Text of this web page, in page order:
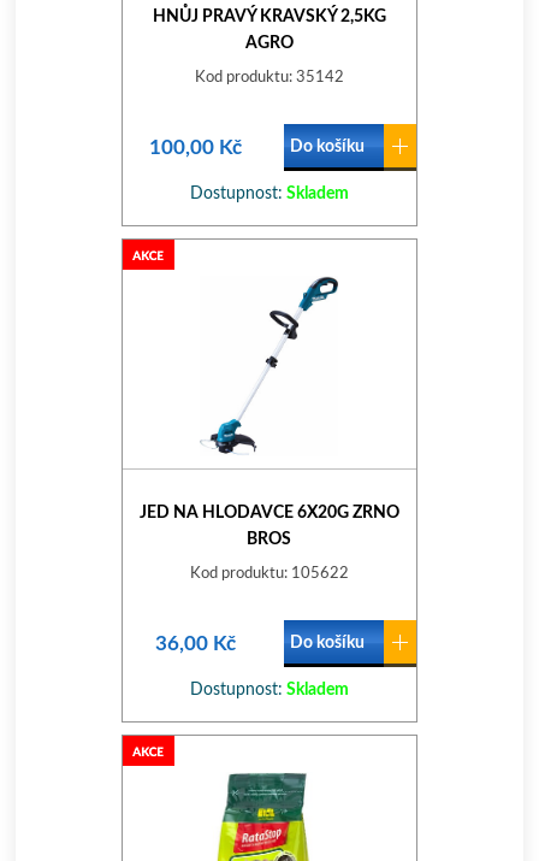
HNŮJ PRAVÝ KRAVSKÝ 2,5KG
AGRO
Kod produktu: 35142
100,00 Kč Do košíku
Dostupnost: Skladem
JED NA HLODAVCE 6X20G ZRNO
BROS
Kod produktu: 105622
36,00 Kč Do košíku
Dostupnost: Skladem